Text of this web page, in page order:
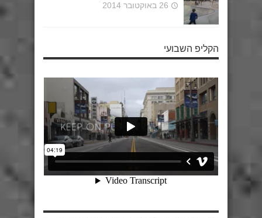
26 באוקטובר 2014
הקליפ השבועי